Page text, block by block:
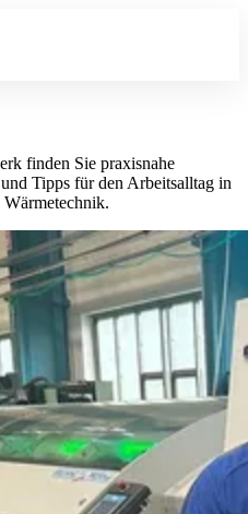
finden Sie praxisnahe
Tipps für den Arbeitsalltag in